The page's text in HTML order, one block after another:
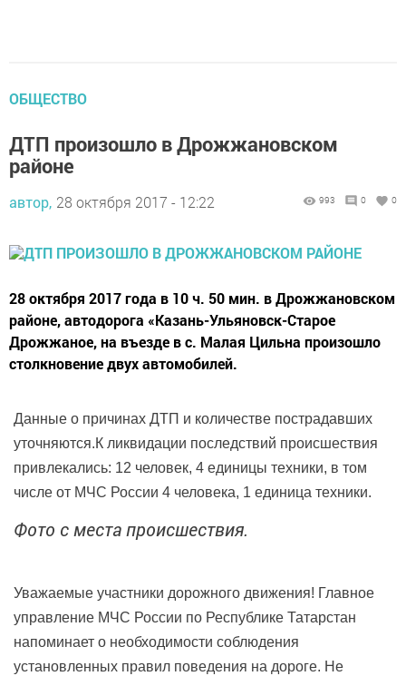
ОБЩЕСТВО
ДТП произошло в Дрожжановском
районе
автор, 28 октября 2017 - 12:22 993 0 0
28 октября 2017 года в 10 ч. 50 мин. в Дрожжановском
районе, автодорога «Казань-Ульяновск-Старое
Дрожжаное, на въезде в с. Малая Цильна произошло
столкновение двух автомобилей.
Данные о причинах ДТП и количестве пострадавших
уточняются.К ликвидации последствий происшествия
привлекались: 12 человек, 4 единицы техники, в том
числе от МЧС России 4 человека, 1 единица техники.
Фото с места происшествия.
Уважаемые участники дорожного движения! Главное
управление МЧС России по Республике Татарстан
напоминает о необходимости соблюдения
установленных правил поведения на дороге. Не